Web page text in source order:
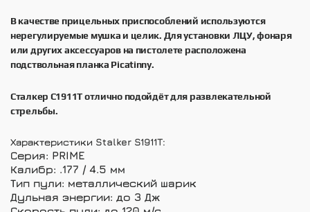
В качестве прицельных приспособлений используются
нерегулируемые мушка и целик. Для установки ЛЦУ, фонаря
или других аксессуаров на пистолете расположена
подствольная планка Picatinny.
Сталкер С1911Т отлично подойдёт для развлекательной
стрельбы.
Характеристики Stalker S1911T:
Серия: PRIME
Калибр: .177 / 4.5 мм
Тип пули: металлический шарик
Дульная энергии: до 3 Дж